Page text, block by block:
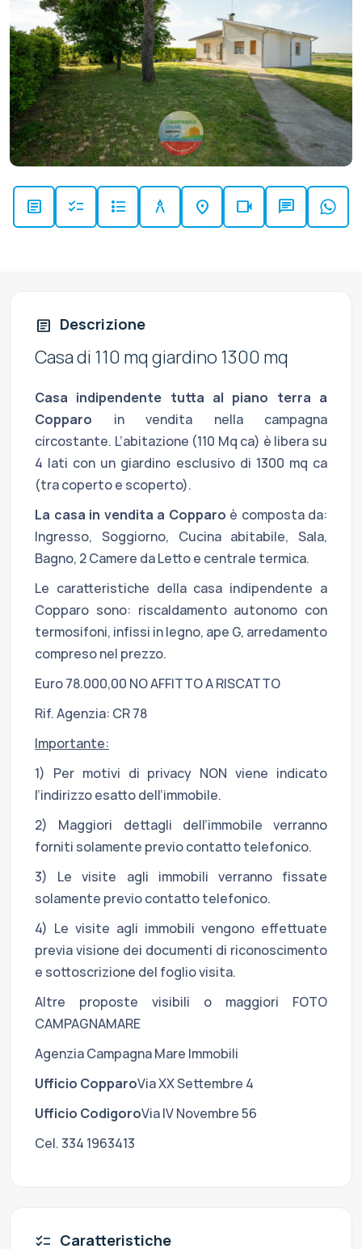
article checklist format_list_bulleted architecture location_on videocam chat
article Descrizione
Casa di 110 mq giardino 1300 mq
Casa indipendente tutta al piano terra a
Copparo in vendita nella campagna
circostante. L’abitazione (110 Mq ca) è libera su
4 lati con un giardino esclusivo di 1300 mq ca
(tra coperto e scoperto).
La casa in vendita a Copparo è composta da:
Ingresso, Soggiorno, Cucina abitabile, Sala,
Bagno, 2 Camere da Letto e centrale termica.
Le caratteristiche della casa indipendente a
Copparo sono: riscaldamento autonomo con
termosifoni, infissi in legno, ape G, arredamento
compreso nel prezzo.
Euro 78.000,00 NO AFFITTO A RISCATTO
Rif. Agenzia: CR 78
Importante:
1) Per motivi di privacy NON viene indicato
l’indirizzo esatto dell’immobile.
2) Maggiori dettagli dell’immobile verranno
forniti solamente previo contatto telefonico.
3) Le visite agli immobili verranno fissate
solamente previo contatto telefonico.
4) Le visite agli immobili vengono effettuate
previa visione dei documenti di riconoscimento
e sottoscrizione del foglio visita.
Altre proposte visibili o maggiori FOTO
CAMPAGNAMARE
Agenzia Campagna Mare Immobili
Ufficio CopparoVia XX Settembre 4
Ufficio CodigoroVia IV Novembre 56
Cel. 334 1963413
checklist Caratteristiche